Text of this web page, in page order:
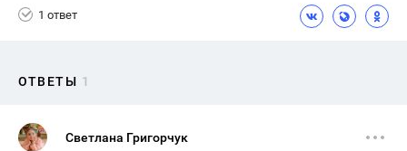
1 ответ
ОТВЕТЫ 1
Светлана Григорчук